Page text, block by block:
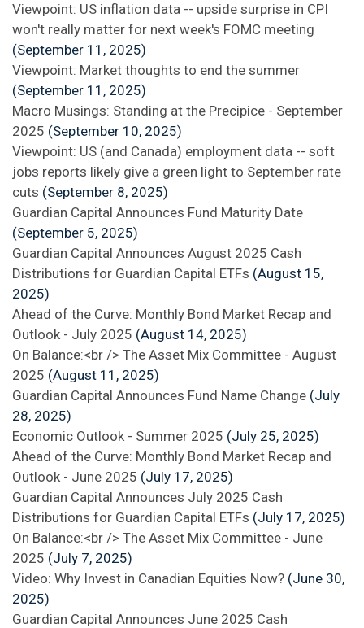
Viewpoint: US inflation data -- upside surprise in CPI
won't really matter for next week's FOMC meeting
(September 11, 2025)
Viewpoint: Market thoughts to end the summer
(September 11, 2025)
Macro Musings: Standing at the Precipice - September
2025 (September 10, 2025)
Viewpoint: US (and Canada) employment data -- soft
jobs reports likely give a green light to September rate
cuts (September 8, 2025)
Guardian Capital Announces Fund Maturity Date
(September 5, 2025)
Guardian Capital Announces August 2025 Cash
Distributions for Guardian Capital ETFs (August 15,
2025)
Ahead of the Curve: Monthly Bond Market Recap and
Outlook - July 2025 (August 14, 2025)
On Balance:<br /> The Asset Mix Committee - August
2025 (August 11, 2025)
Guardian Capital Announces Fund Name Change (July
28, 2025)
Economic Outlook - Summer 2025 (July 25, 2025)
Ahead of the Curve: Monthly Bond Market Recap and
Outlook - June 2025 (July 17, 2025)
Guardian Capital Announces July 2025 Cash
Distributions for Guardian Capital ETFs (July 17, 2025)
On Balance:<br /> The Asset Mix Committee - June
2025 (July 7, 2025)
Video: Why Invest in Canadian Equities Now? (June 30,
2025)
Guardian Capital Announces June 2025 Cash